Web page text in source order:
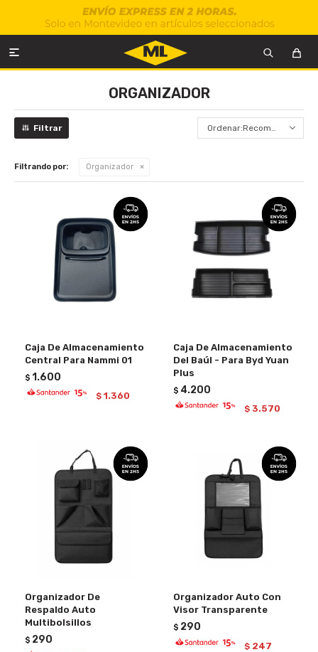

ORGANIZADOR
Recomendados
Filtrando por: Organizador
Caja De Almacenamiento
Central Para Nammi 01
$ 1.600
$ 1.360
Caja De Almacenamiento
Del Baúl - Para Byd Yuan
Plus
$ 4.200
$ 3.570
Organizador De
Respaldo Auto
Multibolsillos
$ 290
Organizador Auto Con
Visor Transparente
$ 290
$ 247